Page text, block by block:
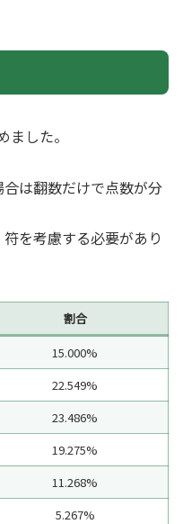
した。
は翻数だけで点数が分
を考慮する必要があり
割合
15.000%
22.549%
23.486%
19.275%
11.268%
5.267%